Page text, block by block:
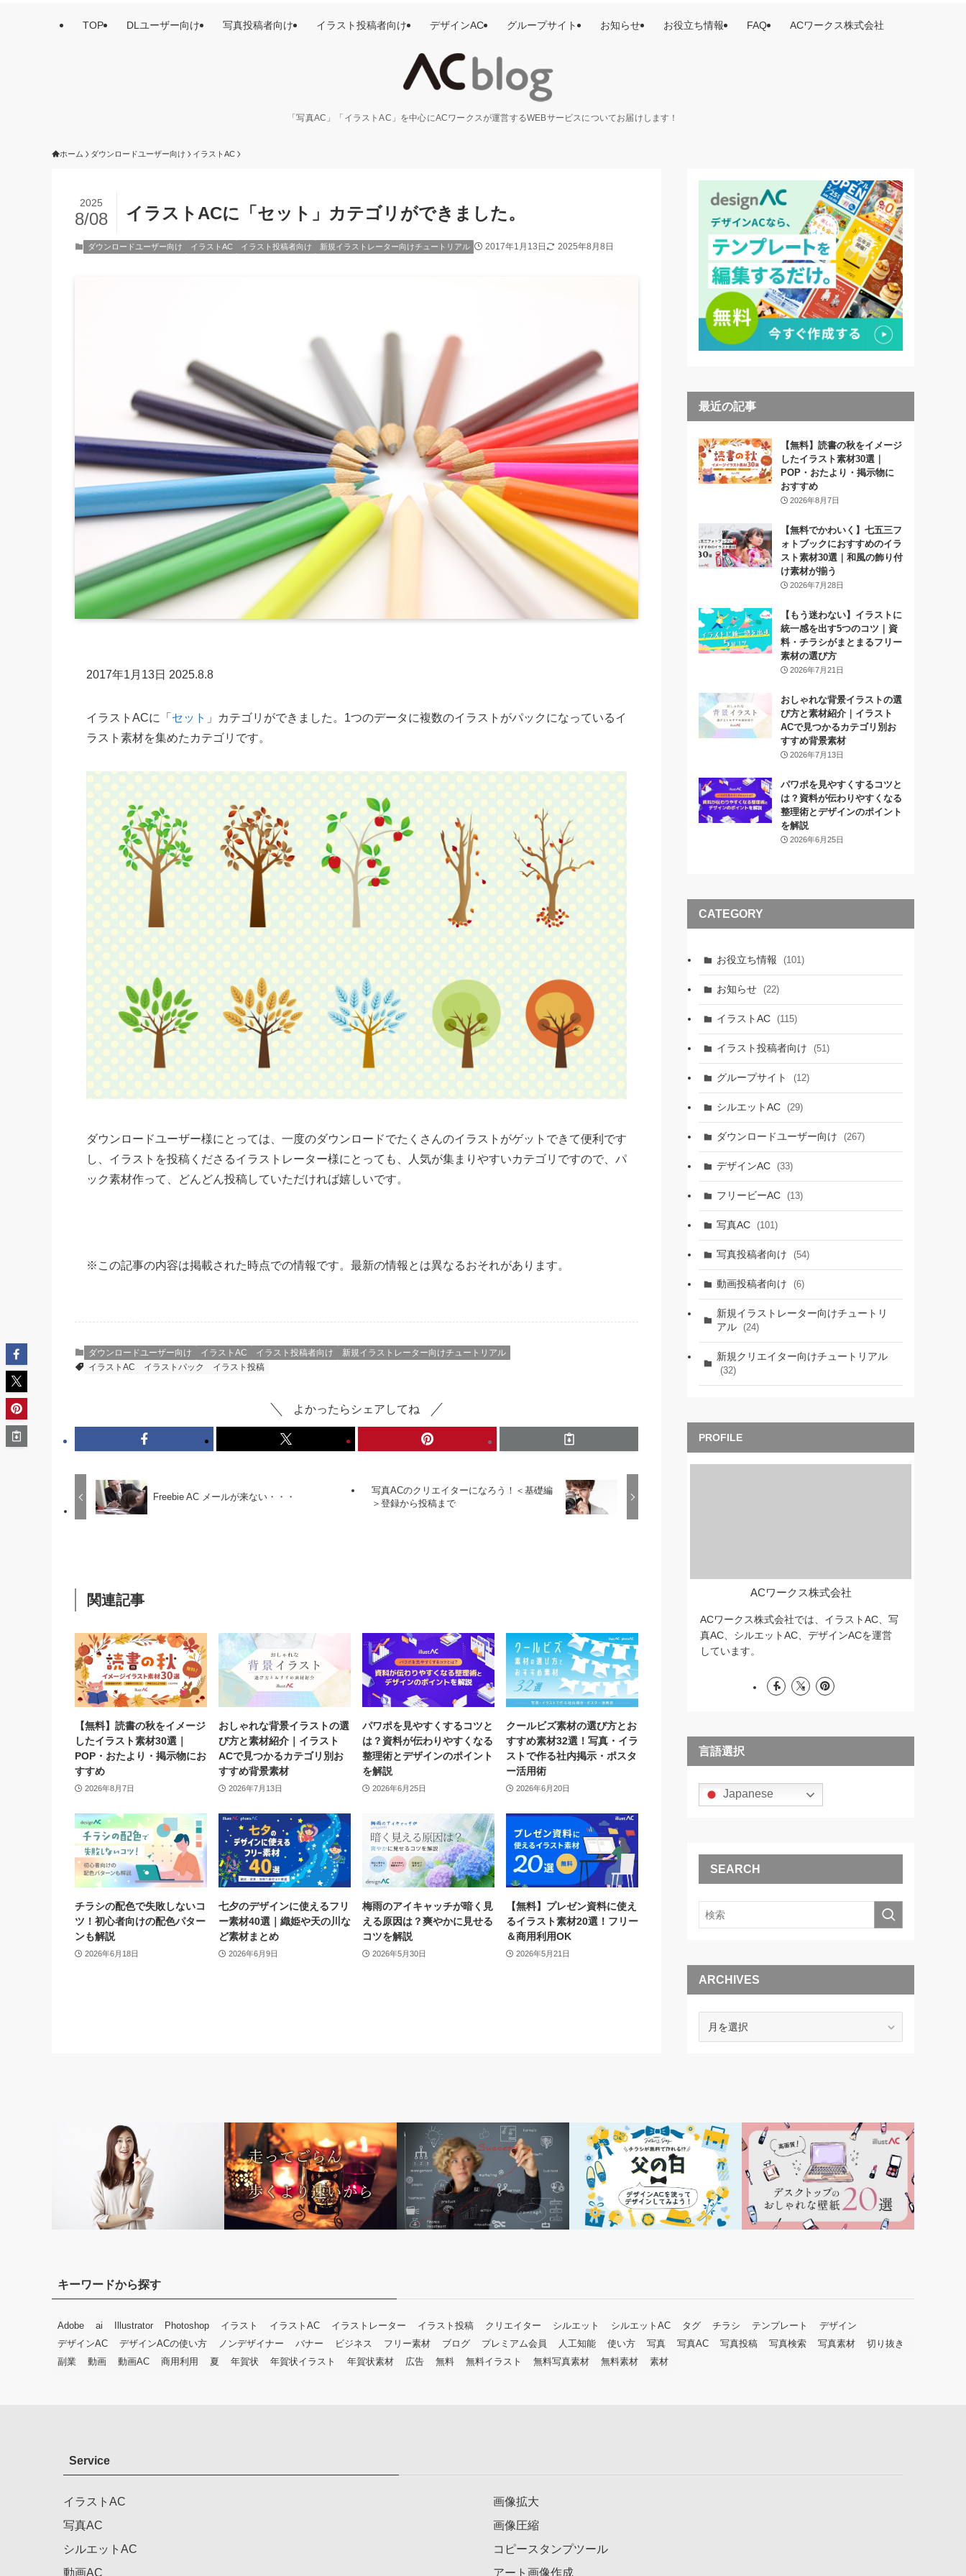
「写真AC」「イラストAC」を中心にACワークスが運営するWEBサービスについてお届けします！
TOP DLユーザー向け 写真投稿者向け イラスト投稿者向け デザインAC グループサイト お知らせ お役立ち情報 FAQ ACワークス株式会社
ホーム ダウンロードユーザー向け イラストAC
イラストACに「セット」カテゴリができました。
2025
8/08
ダウンロードユーザー向け イラストAC イラスト投稿者向け 新規イラストレーター向けチュートリアル 2017年1月13日 2025年8月8日
2017年1月13日 2025.8.8
イラストACに「 セット 」カテゴリができました。1つのデータに複数のイラストがパックになっているイ
ラスト素材を集めたカテゴリです。
ダウンロードユーザー様にとっては、一度のダウンロードでたくさんのイラストがゲットできて便利です
し、イラストを投稿くださるイラストレーター様にとっても、人気が集まりやすいカテゴリですので、パ
ック素材作って、どんどん投稿していただければ嬉しいです。
※ この記事の内容は掲載された時点での情報です。最新の情報とは異なるおそれがあります。
ダウンロードユーザー向け イラストAC イラスト投稿者向け
新規イラストレーター向けチュートリアル
イラストAC
イラストパック イラスト投稿
よかったらシェアしてね
Freebie AC メールが来ない・・・
写真ACのクリエイターになろう！＜基礎編
＞登録から投稿まで
関連記事
【無料】読書の秋をイメージ
したイラスト素材30選｜
POP・おたより・掲示物にお
すすめ
2026年8月7日
おしゃれな背景イラストの選
び方と素材紹介｜イラスト
ACで見つかるカテゴリ別お
すすめ背景素材
2026年7月13日
パワポを見やすくするコツと
は？資料が伝わりやすくなる
整理術とデザインのポイント
を解説
2026年6月25日
クールビズ素材の選び方とお
すすめ素材32選！写真・イラ
ストで作る社内掲示・ポスタ
ー活用術
2026年6月20日
チラシの配色で失敗しないコ
ツ！初心者向けの配色パター
ンも解説
2026年6月18日
七夕のデザインに使えるフリ
ー素材40選｜織姫や天の川な
ど素材まとめ
2026年6月9日
梅雨のアイキャッチが暗く見
える原因は？爽やかに見せる
コツを解説
2026年5月30日
【無料】プレゼン資料に使え
るイラスト素材20選！フリー
＆商用利用OK
2026年5月21日
最近の記事
【無料】読書の秋をイメージ
したイラスト素材30選｜
POP・おたより・掲示物に
おすすめ
2026年8月7日
【無料でかわいく】七五三フ
ォトブックにおすすめのイラ
スト素材30選｜和風の飾り付
け素材が揃う
2026年7月28日
【もう迷わない】イラストに
統一感を出す5つのコツ｜資
料・チラシがまとまるフリー
素材の選び方
2026年7月21日
おしゃれな背景イラストの選
び方と素材紹介｜イラスト
ACで見つかるカテゴリ別お
すすめ背景素材
2026年7月13日
パワポを見やすくするコツと
は？資料が伝わりやすくなる
整理術とデザインのポイント
を解説
2026年6月25日
CATEGORY
お役立ち情報 (101)
お知らせ (22)
イラストAC (115)
イラスト投稿者向け (51)
グループサイト (12)
シルエットAC (29)
ダウンロードユーザー向け (267)
デザインAC (33)
フリービーAC (13)
写真AC (101)
写真投稿者向け (54)
動画投稿者向け (6)
新規イラストレーター向けチュートリ
アル (24)
新規クリエイター向けチュートリアル
(32)
ACワークス株式会社
ACワークス株式会社では、イラストAC、写
真AC、シルエットAC、デザインACを運営
しています。
言語選択
Japanese
SEARCH
ARCHIVES
ARCHIVES
キーワードから探す
Adobe ai Illustrator Photoshop イラスト イラストAC イラストレーター イラスト投稿 クリエイター シルエット シルエットAC タグ チラシ テンプレート
デザイン
デザインAC
デザインACの使い方 ノンデザイナー バナー ビジネス フリー素材 ブログ プレミアム会員 人工知能 使い方 写真 写真AC 写真投稿 写真検索 写真素材
切り抜き
副業
動画 動画AC 商用利用 夏 年賀状 年賀状イラスト 年賀状素材 広告 無料 無料イラスト 無料写真素材 無料素材 素材
Service
イラストAC
写真AC
シルエットAC
動画AC
画像拡大
画像圧縮
コピースタンプツール
アート画像作成